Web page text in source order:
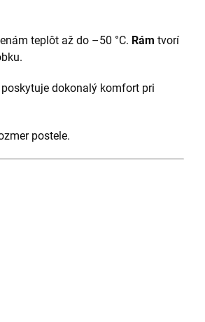
teplôt až do –50 °C. Rám tvorí
poskytuje dokonalý komfort pri
postele.